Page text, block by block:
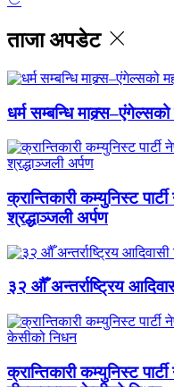
ताजा अपडेट
धर्म सम्बन्धि माक्र्स–एंगेल्सको
क्रान्तिकारी कम्युनिस्ट
श्रद्धाञ्जली अर्पण
३२ औँ अन्तर्राष्ट्रिय
क्रान्तिकारी कम्युनिस्ट